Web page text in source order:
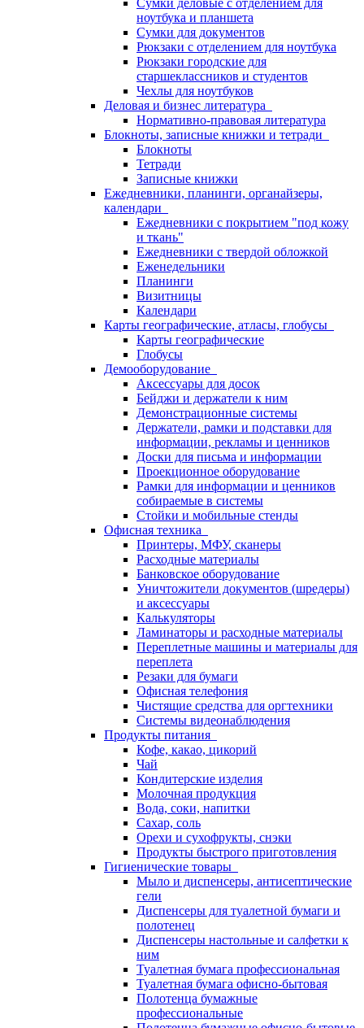
Сумки деловые с отделением для
ноутбука и планшета
Сумки для документов
Рюкзаки с отделением для ноутбука
Рюкзаки городские для
старшеклассников и студентов
Чехлы для ноутбуков
Деловая и бизнес литература
Нормативно-правовая литература
Блокноты, записные книжки и тетради
Блокноты
Тетради
Записные книжки
Ежедневники, планинги, органайзеры,
календари
Ежедневники с покрытием "под кожу
и ткань"
Ежедневники с твердой обложкой
Еженедельники
Планинги
Визитницы
Календари
Карты географические, атласы, глобусы
Карты географические
Глобусы
Демооборудование
Аксессуары для досок
Бейджи и держатели к ним
Демонстрационные системы
Держатели, рамки и подставки для
информации, рекламы и ценников
Доски для письма и информации
Проекционное оборудование
Рамки для информации и ценников
собираемые в системы
Стойки и мобильные стенды
Офисная техника
Принтеры, МФУ, сканеры
Расходные материалы
Банковское оборудование
Уничтожители документов (шредеры)
и аксессуары
Калькуляторы
Ламинаторы и расходные материалы
Переплетные машины и материалы для
переплета
Резаки для бумаги
Офисная телефония
Чистящие средства для оргтехники
Системы видеонаблюдения
Продукты питания
Кофе, какао, цикорий
Чай
Кондитерские изделия
Молочная продукция
Вода, соки, напитки
Сахар, соль
Орехи и сухофрукты, снэки
Продукты быстрого приготовления
Гигиенические товары
Мыло и диспенсеры, антисептические
гели
Диспенсеры для туалетной бумаги и
полотенец
Диспенсеры настольные и салфетки к
ним
Туалетная бумага профессиональная
Туалетная бумага офисно-бытовая
Полотенца бумажные
профессиональные